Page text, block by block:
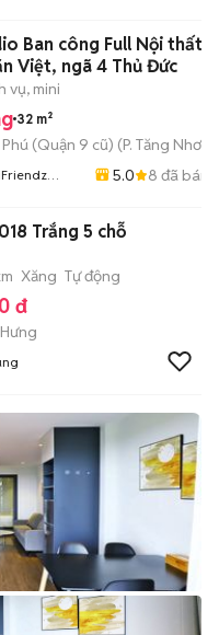
Ban công Full Nội thất
Việt, ngã 4 Thủ Đức
vụ, mini
32 m²
(Quận 9 cũ) (P. Tăng Nhơn
5.0 8 đã bán
Trắng 5 chỗ
Xăng Tự động
đ